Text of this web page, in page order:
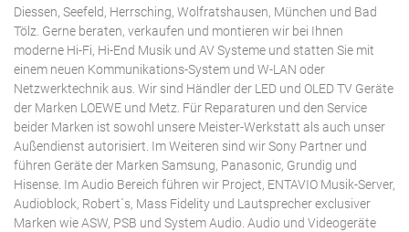
Diessen, Seefeld, Herrsching, Wolfratshausen, München und Bad
Tölz. Gerne beraten, verkaufen und montieren wir bei Ihnen
moderne Hi-Fi, Hi-End Musik und AV Systeme und statten Sie mit
einem neuen Kommunikations-System und W-LAN oder
Netzwerktechnik aus. Wir sind Händler der LED und OLED TV Geräte
der Marken LOEWE und Metz. Für Reparaturen und den Service
beider Marken ist sowohl unsere Meister-Werkstatt als auch unser
Außendienst autorisiert. Im Weiteren sind wir Sony Partner und
führen Geräte der Marken Samsung, Panasonic, Grundig und
Hisense. Im Audio Bereich führen wir Project, ENTAVIO Musik-Server,
Audioblock, Robert´s, Mass Fidelity und Lautsprecher exclusiver
Marken wie ASW, PSB und System Audio. Audio und Videogeräte